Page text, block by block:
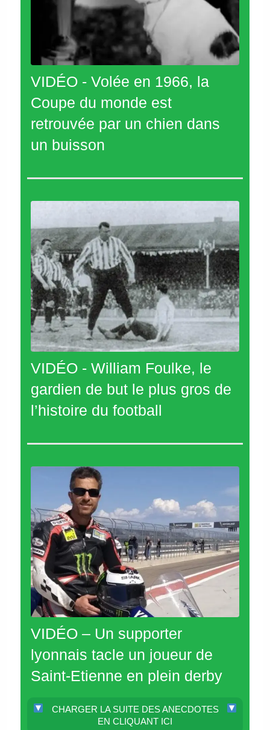
VIDÉO - Volée en 1966, la
Coupe du monde est
retrouvée par un chien dans
un buisson
VIDÉO - William Foulke, le
gardien de but le plus gros de
l’histoire du football
VIDÉO – Un supporter
lyonnais tacle un joueur de
Saint-Etienne en plein derby
CHARGER LA SUITE DES ANECDOTES
EN CLIQUANT ICI